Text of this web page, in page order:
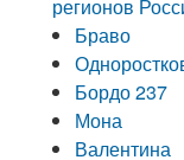
регионов
Браво
Бордо 237
Мона
Валентина